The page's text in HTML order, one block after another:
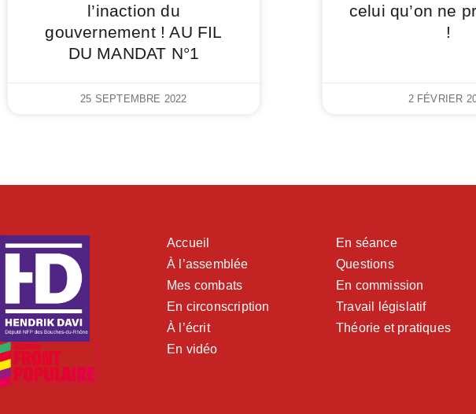
l’inaction du
gouvernement ! AU FIL
DU MANDAT N°1
25 SEPTEMBRE 2022
celui qu’on ne
!
2 FÉVRIER
Accueil
À l’assemblée
Mes combats
En circonscription
À l’écrit
En vidéo
En séance
Questions
En commission
Travail législatif
Théorie et pratiques